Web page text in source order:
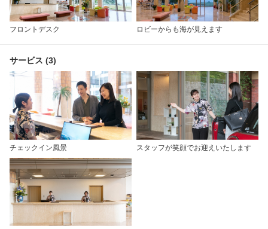
フロントデスク ロビーからも海が見えます
サービス (3)
チェックイン風景 スタッフが笑顔でお迎えいたします